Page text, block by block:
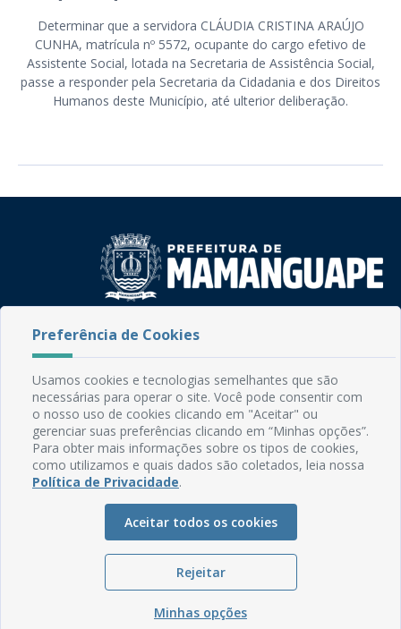
Determinar que a servidora CLÁUDIA CRISTINA ARAÚJO
CUNHA, matrícula nº 5572, ocupante do cargo efetivo de
Assistente Social, lotada na Secretaria de Assistência Social,
passe a responder pela Secretaria da Cidadania e dos Direitos
Humanos deste Município, até ulterior deliberação.
Rua do Imperador, 78, Centro
Email: comunicacao@mamanguape.pb.gov.br
Expediente: Segunda à Sexta, das 08h às 13h
Mapa do Site
Perguntas frequentes
Glossário
Ouvidoria
Serviços Internos
Política de Privacidade
Preferência de Cookies
Usamos cookies e tecnologias semelhantes que são
necessárias para operar o site. Você pode consentir com
o nosso uso de cookies clicando em "Aceitar" ou
gerenciar suas preferências clicando em “Minhas opções”.
Para obter mais informações sobre os tipos de cookies,
como utilizamos e quais dados são coletados, leia nossa
Política de Privacidade.
Aceitar todos os cookies
Rejeitar
Minhas opções